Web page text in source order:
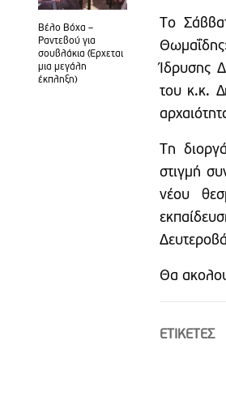
Βέλο Βόχα –
Ραντεβού για
σουβλάκια (Έρχεται
μια μεγάλη
έκπληξη)
Το
Ίδρυσης
του κ.κ.
Τη
στιγμή
νέου
Θα
ETIΚΕΤΕΣ